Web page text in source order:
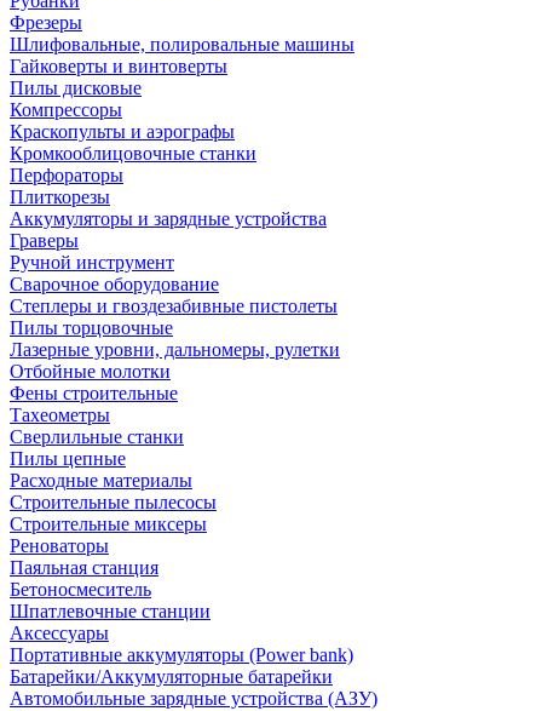
Фрезеры
Шлифовальные, полировальные машины
Гайковерты и винтоверты
Пилы дисковые
Компрессоры
Краскопульты и аэрографы
Кромкооблицовочные станки
Перфораторы
Плиткорезы
Аккумуляторы и зарядные устройства
Граверы
Ручной инструмент
Сварочное оборудование
Степлеры и гвоздезабивные пистолеты
Пилы торцовочные
Лазерные уровни, дальномеры, рулетки
Отбойные молотки
Фены строительные
Тахеометры
Сверлильные станки
Пилы цепные
Расходные материалы
Строительные пылесосы
Строительные миксеры
Реноваторы
Паяльная станция
Бетоносмеситель
Шпатлевочные станции
Аксессуары
Портативные аккумуляторы (Power bank)
Батарейки/Аккумуляторные батарейки
Автомобильные зарядные устройства (АЗУ)